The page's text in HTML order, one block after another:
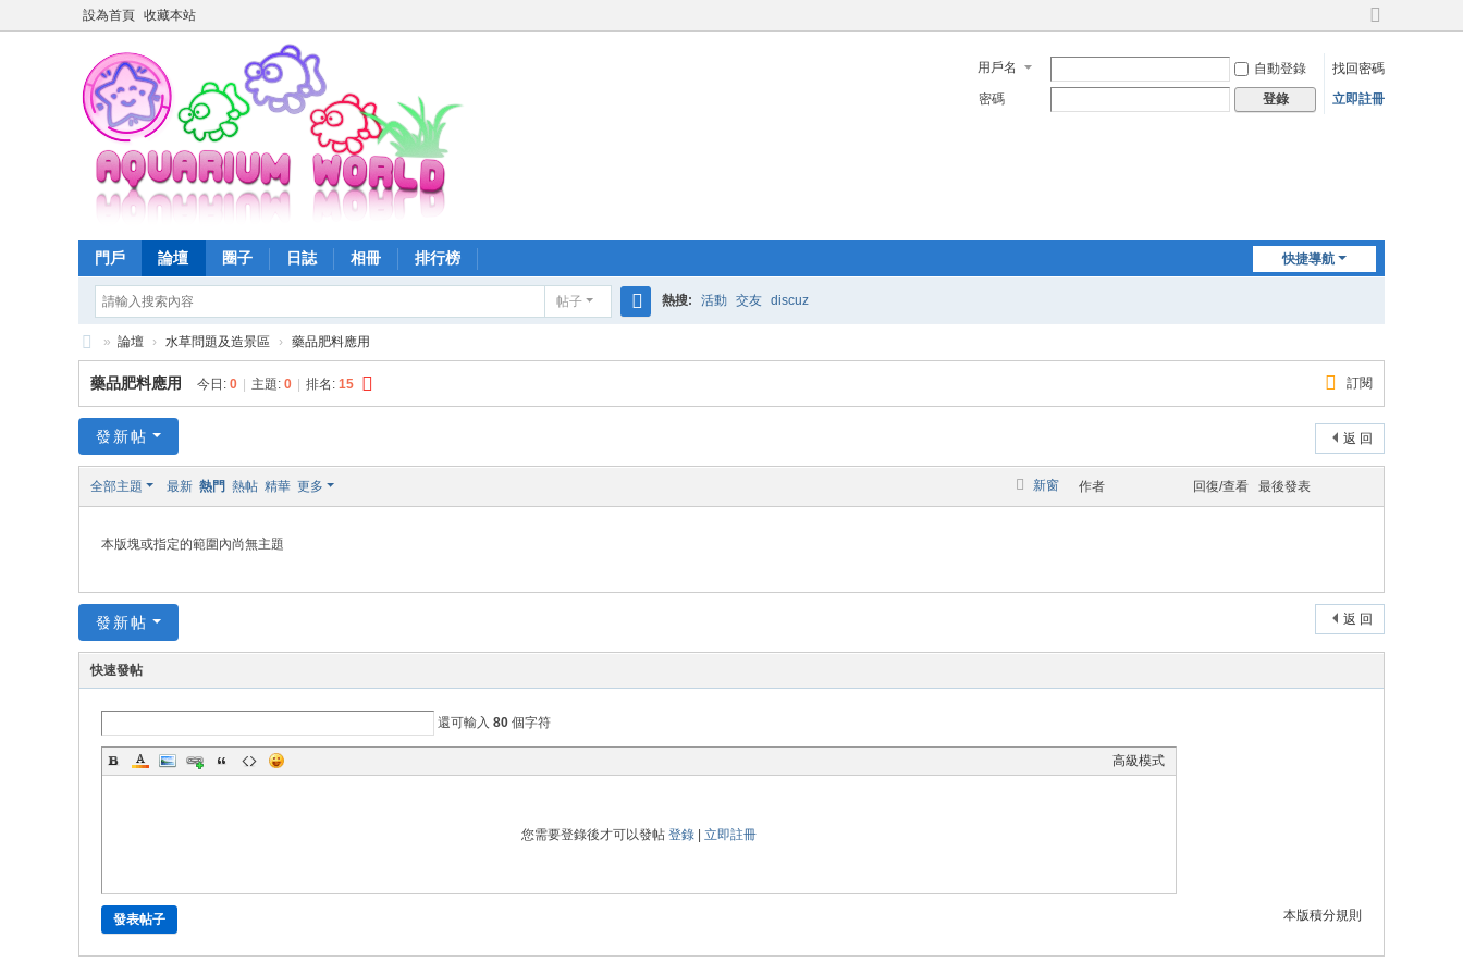
設為首頁 收藏本站
切
到
寬
用戶名 自動登錄
找回密碼
密碼
登錄 立即註冊
快捷導航
門戶 論壇 圈子 日誌 相冊 排行榜
帖子
索
熱搜: 活動 交友 discuz
魚
樂
界
» 論壇 › 水草問題及造景區 › 藥品肥料應用
訂閱
藥品肥料應用 今日: 0 主題: 0 排名: 15
返 回
發新帖
新窗
全部主題 最新 熱門 熱帖 精華 更多 作者 回復/查看 最後發表
本版塊或指定的範圍內尚無主題
返 回
發新帖
快速發帖
還可輸入 80 個字符
高級模式
您需要登錄後才可以發帖 登錄 立即註冊
本版積分規則
發表帖子